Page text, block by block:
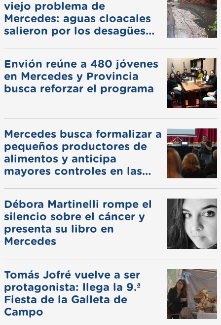
viejo problema de
Mercedes: aguas cloacales
salieron por los desagües
Envión reúne a 480 jóvenes
en Mercedes y Provincia
busca reforzar el programa
Mercedes busca formalizar a
pequeños productores de
alimentos y anticipa
mayores controles en las
Débora Martinelli rompe el
silencio sobre el cáncer y
presenta su libro en
Mercedes
Tomás Jofré vuelve a ser
protagonista: llega la 9.ª
Fiesta de la Galleta de
Campo